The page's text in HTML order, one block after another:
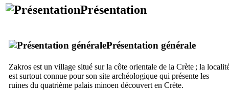
Présentation
Présentation générale
Zakros est un village situé sur la côte orientale de la Crète ; la
est surtout connue pour son site archéologique qui présente les
ruines du quatrième palais minoen découvert en Crète.